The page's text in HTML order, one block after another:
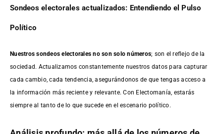
Sondeos electorales actualizados: Entendiendo el Pulso
Político
Nuestros sondeos electorales no son solo números; son el reflejo de la
sociedad. Actualizamos constantemente nuestros datos para capturar
cada cambio, cada tendencia, asegurándonos de que tengas acceso a
la información más reciente y relevante. Con Electomanía, estarás
siempre al tanto de lo que sucede en el escenario político.